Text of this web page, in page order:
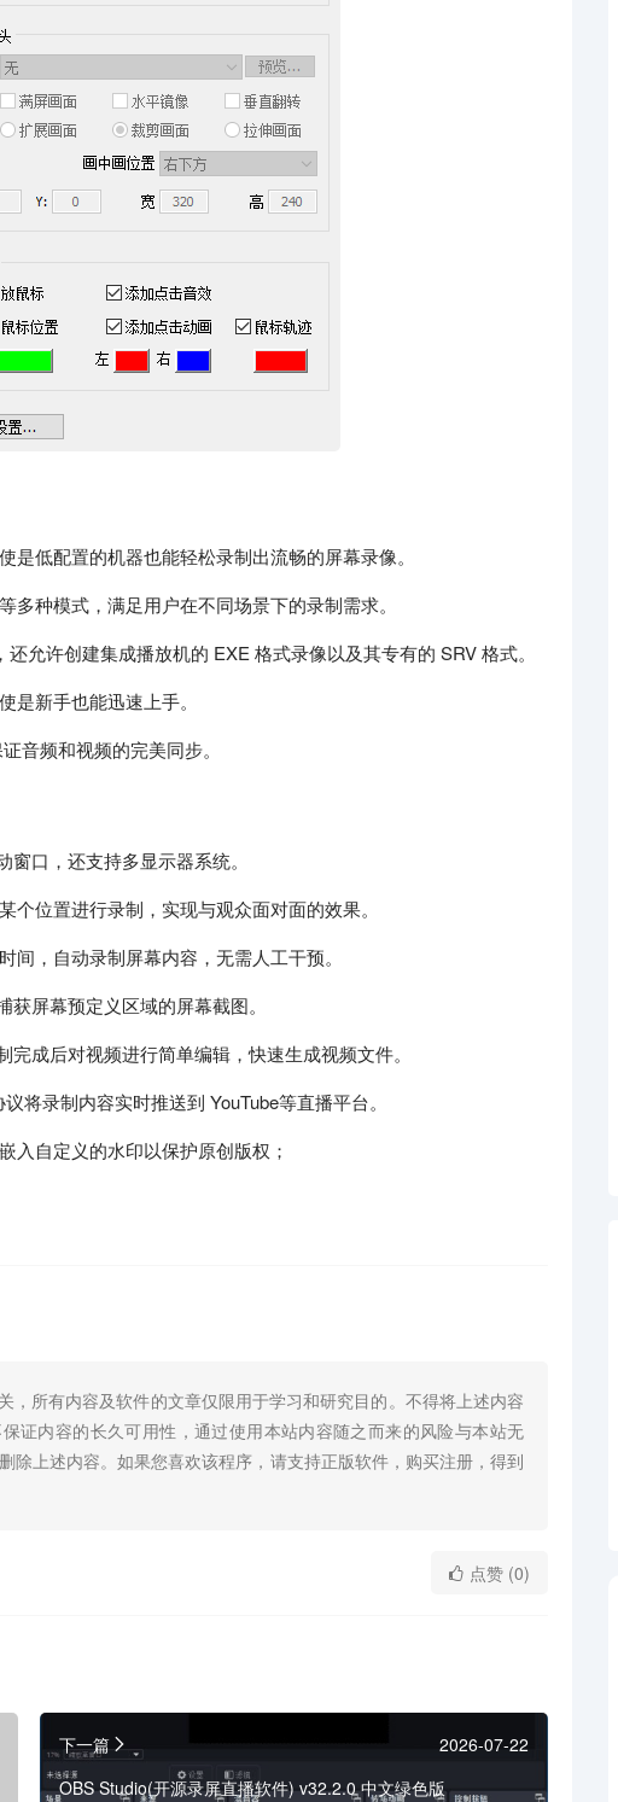
低配置的机器也能轻松录制出流畅的屏幕录像。
种模式，满足用户在不同场景下的录制需求。
允许创建集成播放机的 EXE 格式录像以及其专有的 SRV 格式。
新手也能迅速上手。
音频和视频的完美同步。
口，还支持多显示器系统。
位置进行录制，实现与观众面对面的效果。
，自动录制屏幕内容，无需人工干预。
屏幕预定义区域的屏幕截图。
成后对视频进行简单编辑，快速生成视频文件。
将录制内容实时推送到 YouTube等直播平台。
入自定义的水印以保护原创版权；
所有内容及软件的文章仅限用于学习和研究目的。不得将上述内容
证内容的长久可用性，通过使用本站内容随之而来的风险与本站无
上述内容。如果您喜欢该程序，请支持正版软件，购买注册，得到
点赞 (0)
下一篇
2026-07-22
OBS Studio(开源录屏直播软件) v32.2.0 中文绿色版